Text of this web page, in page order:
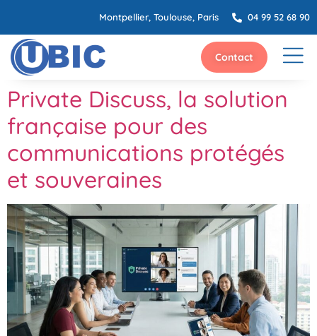
Montpellier, Toulouse, Paris 04 99 52 68 90
Contact
Private Discuss, la solution
française pour des
communications protégés
et souveraines